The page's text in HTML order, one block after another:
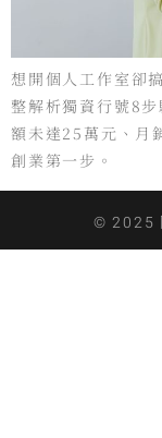
想開個人工作室卻
整解析獨資行號8
額未達25萬元、月
創業第一步。
© 2025